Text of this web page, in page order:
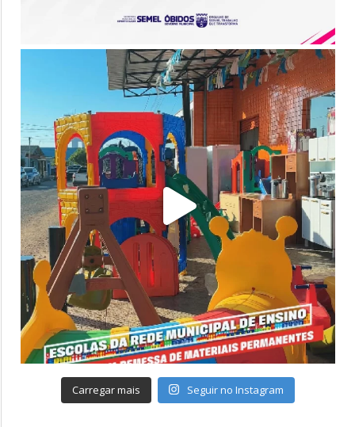
Carregar mais Seguir no Instagram